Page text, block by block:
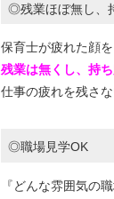
◎残業ほぼ無し、
保育士が疲れた顔
残業は無くし、持
仕事の疲れを残さ
◎職場見学OK
『どんな雰囲気の